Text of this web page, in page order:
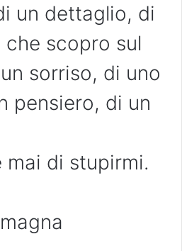
un dettaglio, di
che scopro sul
sorriso, di uno
pensiero, di un
mai di stupirmi.